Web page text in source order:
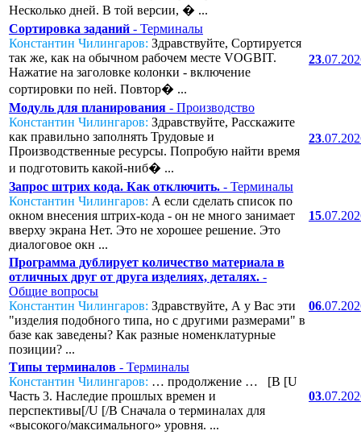
Несколько дней. В той версии, � ...
Сортировка заданий - Терминалы
Константин Чилингаров: Здравствуйте, Сортируется
так же, как на обычном рабочем месте VOGBIT.
Нажатие на заголовке колонки - включение
сортировки по ней. Повтор� ...
23
Модуль для планирования - Производство
Константин Чилингаров: Здравствуйте, Расскажите
как правильно заполнять Трудовые и
Производственные ресурсы. Попробую найти время
и подготовить какой-ниб� ...
23
Запрос штрих кода. Как отключить. - Терминалы
Константин Чилингаров: А если сделать список по
окном внесения штрих-кода - он не много занимает
вверху экрана Нет. Это не хорошее решение. Это
диалоговое окн ...
15
Программа дублирует количество материала в
отличных друг от друга изделиях, деталях. -
Общие вопросы
Константин Чилингаров: Здравствуйте, А у Вас эти
"изделия подобного типа, но с другими размерами" в
базе как заведены? Как разные номенклатурные
позиции? ...
06
Типы терминалов - Терминалы
Константин Чилингаров: … продолжение … [B [U
Часть 3. Наследие прошлых времен и
перспективы[/U [/B Сначала о терминалах для
«высокого/максимального» уровня. ...
03